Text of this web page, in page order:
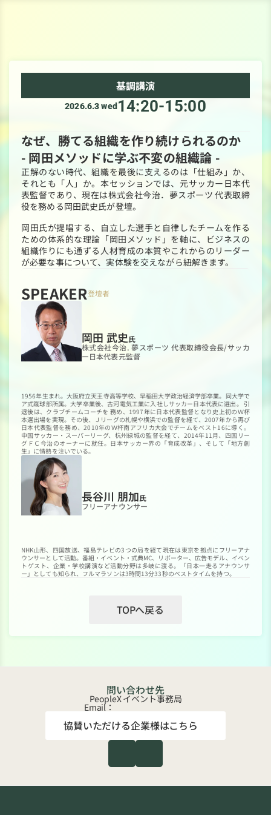
基調講演
2026.6.3 wed14:20-15:00
なぜ、勝てる組織を作り続けられるのか
- 岡田メソッドに学ぶ不変の組織論 -
正解のない時代、組織を最後に支えるのは「仕組み」か、
それとも「人」か。本セッションでは、元サッカー日本代
表監督であり、現在は株式会社今治．夢スポーツ 代表取締
役を務める岡田武史氏が登壇。
岡田氏が提唱する、自立した選手と自律したチームを作る
ための体系的な理論「岡田メソッド」を軸に、ビジネスの
組織作りにも通ずる人材育成の本質やこれからのリーダー
が必要な事について、実体験を交えながら紐解きます。
SPEAKER登壇者
岡田 武史 氏
株式会社今治. 夢スポーツ 代表取締役会長/サッカ
ー日本代表元監督
1956年生まれ。大阪府立天王寺高等学校、早稲田大学政治経済学部卒業。同大学で
ア式蹴球部所属。大学卒業後、古河電気工業に入社しサッカー日本代表に選出。 引
退後は、クラブチームコーチを 務め、1997年に日本代表監督となり史上初のＷ杯
本選出場を実現。その後、Ｊリーグの札幌や横浜での監督を経て、2007年から再び
日本代表監督を務め、2010年のＷ杯南アフリカ大会でチームをベスト16に導く。
中国サッカー・スーパーリーグ、杭州緑城の監督を経て、2014年11月、四国リー
グＦＣ今治のオーナーに就任。日本サッカー界の「育成改革」、そして「地方創
生」に情熱を注いでいる。
長谷川 朋加氏
フリーアナウンサー
NHK山形、四国放送、福島テレビの3つの局を経て現在は東京を拠点にフリーアナ
ウンサーとして活動。番組・イベント・式典MC、リポーター、広告モデル、イベン
トゲスト、企業・学校講演など活動分野は多岐に渡る。「日本一走るアナウンサ
ー」としても知られ、フルマラソンは3時間13分33秒のベストタイムを持つ。
TOPへ戻る
問い合わせ先
PeopleX イベント事務局
Email：
協賛いただける企業様はこちら